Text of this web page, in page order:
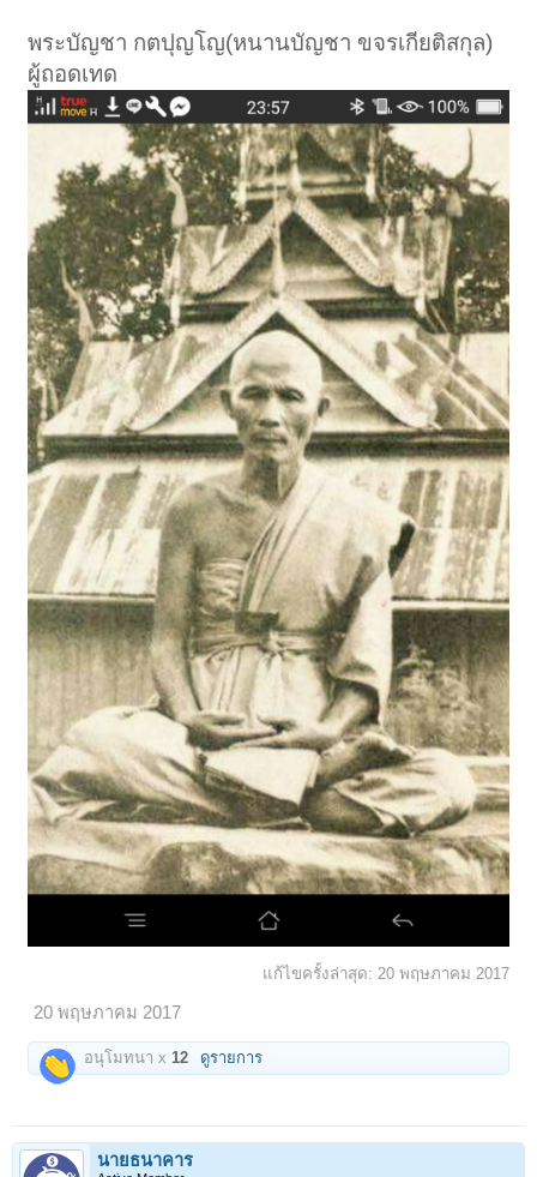
พระบัญชา กตปุญโญ(หนานบัญชา ขจรเกียติสกุล)
ผู้ถอดเทด
แก้ไขครั้งล่าสุด: 20 พฤษภาคม 2017
20 พฤษภาคม 2017
อนุโมทนา x 12 ดูรายการ
นายธนาคาร